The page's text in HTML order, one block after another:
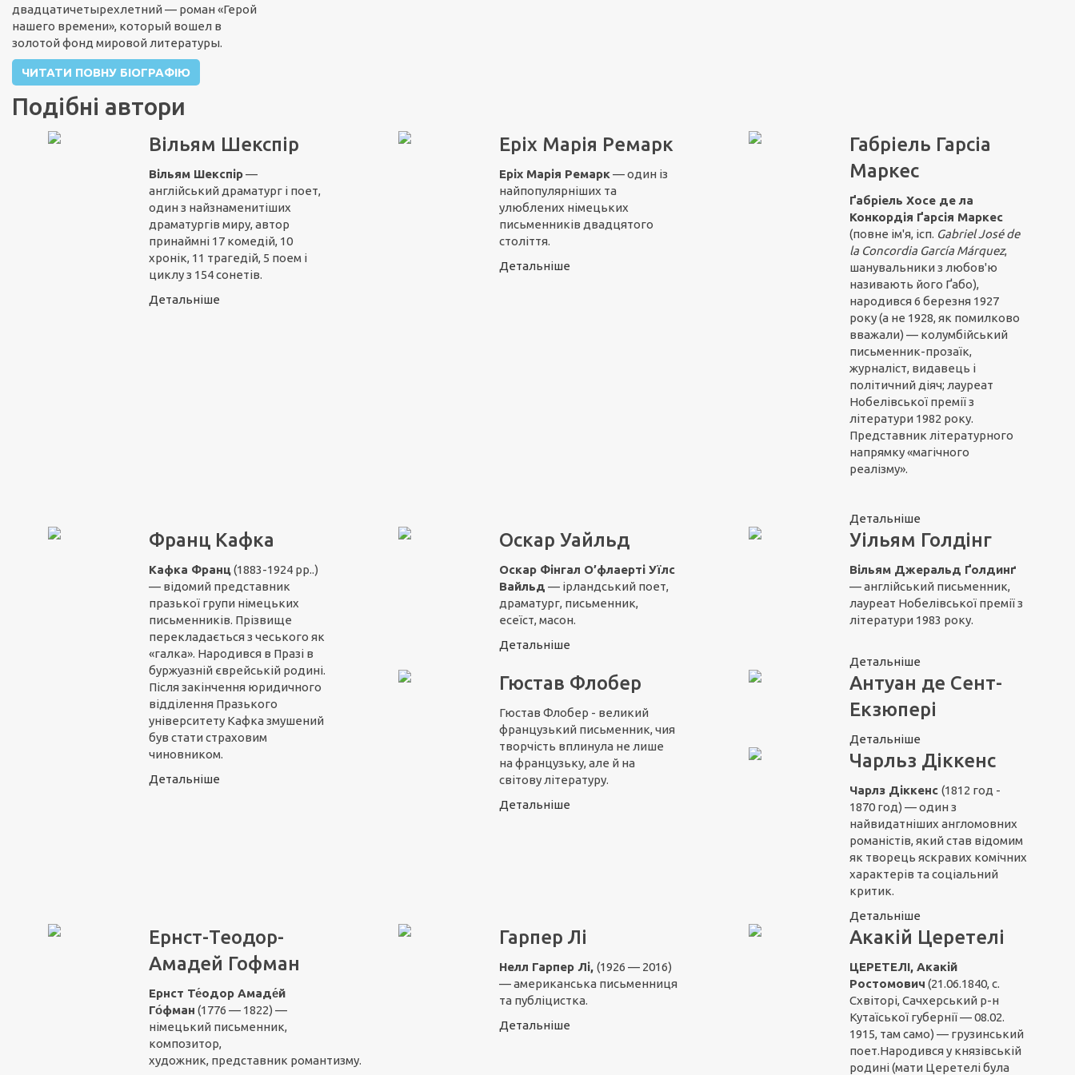
двадцатичетырехлетний — роман «Герой
нашего времени», который вошел в
золотой фонд мировой литературы.
ЧИТАТИ ПОВНУ БІОГРАФІЮ
Подібні автори
Вільям Шекспір
Вільям Шекспір—
англійський драматург і поет,
один з найзнаменитіших
драматургів миру, автор
принаймні 17 комедій, 10
хронік, 11 трагедій, 5 поем і
циклу з 154 сонетів.
Детальніше
Еріх Марія Ремарк
Еріх Марія Ремарк— один із
найпопулярніших та
улюблених німецьких
письменників двадцятого
століття.
Детальніше
Габріель Гарсіа
Маркес
Ґабріель Хосе де ла
Конкордія Ґарсія Маркес
(повне ім'я, ісп. Gabriel José de
la Concordia García Márquez,
шанувальники з любов'ю
називають його Ґабо),
народився 6 березня 1927
року (а не 1928, як помилково
вважали) — колумбійський
письменник-прозаїк,
журналіст, видавець і
політичний діяч; лауреат
Нобелівської премії з
літератури 1982 року.
Представник літературного
напрямку «магічного
реалізму».
Детальніше
Франц Кафка
Кафка Франц(1883-1924 рр..)
— відомий представник
празької групи німецьких
письменників. Прізвище
перекладається з чеського як
«галка». Народився в Празі в
буржуазній єврейській родині.
Після закінчення юридичного
відділення Празького
університету Кафка змушений
був стати страховим
чиновником.
Детальніше
Оскар Уайльд
Оскар Фінгал О’флаерті Уїлс
Вайльд — ірландський поет,
драматург, письменник,
есеїст, масон.
Детальніше
Уільям Голдінг
Вільям Джеральд Ґолдинґ
— англійський письменник,
лауреат Нобелівської премії з
літератури 1983 року.
Детальніше
Гюстав Флобер
Гюстав Флобер - великий
французький письменник, чия
творчість вплинула не лише
на французьку, але й на
світову літературу.
Детальніше
Антуан де Сент-
Екзюпері
Детальніше
Чарльз Діккенс
Чарлз Діккенс (1812 год -
1870 год) — один з
найвидатніших англомовних
романістів, який став відомим
як творець яскравих комічних
характерів та соціальний
критик.
Детальніше
Ернст-Теодор-
Амадей Гофман
Ернст Те́одор Амаде́й
Го́фман (1776 — 1822) —
німецький письменник,
композитор,
художник, представник романтизму.
Гарпер Лі
Нелл Гарпер Лі, (1926 — 2016)
— американська письменниця
та публіцистка.
Детальніше
Акакій Церетелі
ЦЕРЕТЕЛІ, Акакій
Ростомович (21.06.1840, с.
Схвіторі, Сачхерський р-н
Кутаїської губернії — 08.02.
1915, там само) — грузинський
поет.Народився у князівській
родині (мати Церетелі була